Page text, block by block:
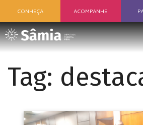
CONHEÇA ACOMPANHE
Tag: